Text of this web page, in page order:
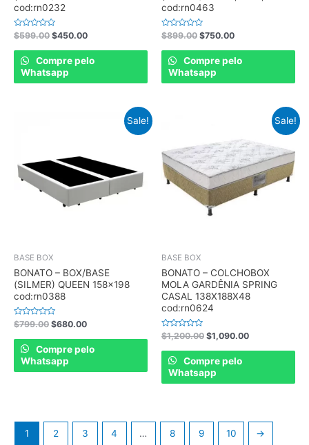
cod:rn0232
Rated
0
out
$599.00 $450.00
Compre pelo
Whatsapp
cod:rn0463
Rated
0
out
$899.00 $750.00
Compre pelo
Whatsapp
Sale!
BASE BOX
BONATO – BOX/BASE
(SILMER) QUEEN 158×198
cod:rn0388
Rated
0
out
$799.00 $680.00
Compre pelo
Whatsapp
Sale!
BASE BOX
BONATO – COLCHOBOX
MOLA GARDÊNIA SPRING
CASAL 138X188X48
cod:rn0624
Rated
0
out
$1,200.00 $1,090.00
Compre pelo
Whatsapp
1 2 3 4 … 8 9 10 →